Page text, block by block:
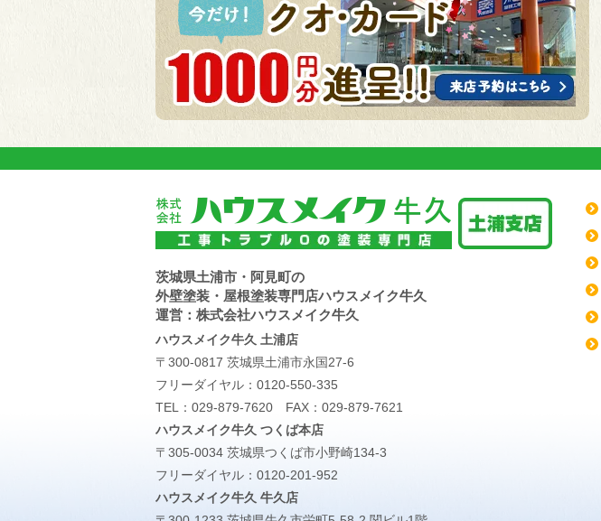
茨城県土浦市・阿見町の
外壁塗装・屋根塗装専門店ハウスメイク牛久
運営：株式会社ハウスメイク牛久
ハウスメイク牛久 土浦店
〒300-0817 茨城県土浦市永国27-6
フリーダイヤル： 0120-550-335
TEL： 029-879-7620 FAX：029-879-7621
ハウスメイク牛久 つくば本店
〒305-0034 茨城県つくば市小野崎134-3
フリーダイヤル： 0120-201-952
ハウスメイク牛久 牛久店